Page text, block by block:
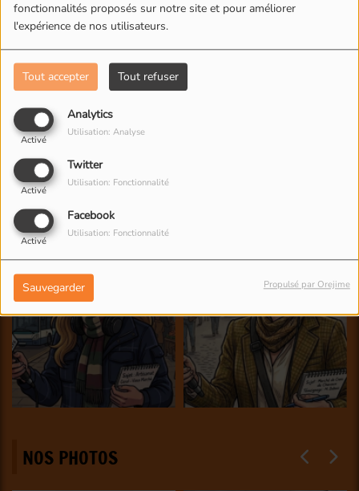
fonctionnalités proposés sur notre site et pour améliorer
l'expérience de nos utilisateurs.
Tout accepter Tout refuser
Analytics
Activé
Utilisation: Analyse
Twitter
Activé
Utilisation: Fonctionnalité
Facebook
Activé
Utilisation: Fonctionnalité
Sauvegarder Propulsé par Orejime
NOS PHOTOS